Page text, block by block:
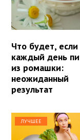
Что будет, если
каждый день
из ромашки:
неожиданный
результат
ЛУЧШЕЕ